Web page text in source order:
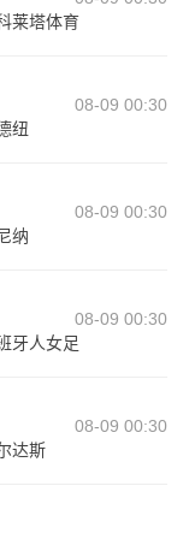
莱塔体育
08-09 00:30
纽
08-09 00:30
纳
08-09 00:30
牙人女足
08-09 00:30
达斯